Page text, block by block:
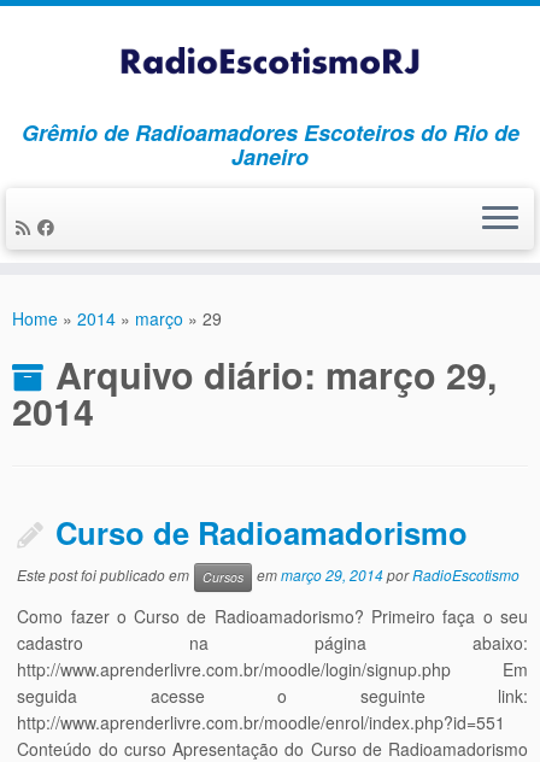
to
Grêmio de Radioamadores Escoteiros do Rio de
Janeiro
Home » 2014 » março » 29
Arquivo diário: março 29,
2014
Curso de Radioamadorismo
Este post foi publicado em Cursos emmarço 29, 2014porRadioEscotismo
Como fazer o Curso de Radioamadorismo? Primeiro faça o seu
cadastro na página abaixo:
http://www.aprenderlivre.com.br/moodle/login/signup.php Em
seguida acesse o seguinte link:
http://www.aprenderlivre.com.br/moodle/enrol/index.php?id=551
Conteúdo do curso Apresentação do Curso de Radioamadorismo